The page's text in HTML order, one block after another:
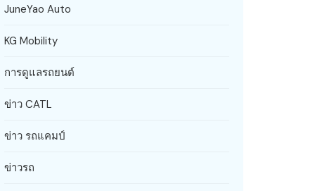
JuneYao Auto
KG Mobility
การดูแลรถยนต์
ข่าว CATL
ข่าว รถแคมป์
ข่าวรถ